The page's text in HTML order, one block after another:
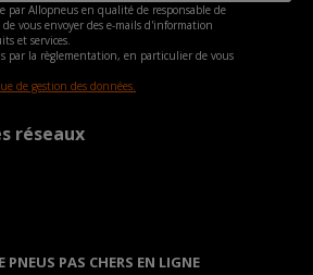
par Allopneus en qualité de responsable de
vous envoyer des e-mails d'information
et services.
par la règlementation, en particulier de vous
de gestion des données.
réseaux
PAS CHERS EN LIGNE